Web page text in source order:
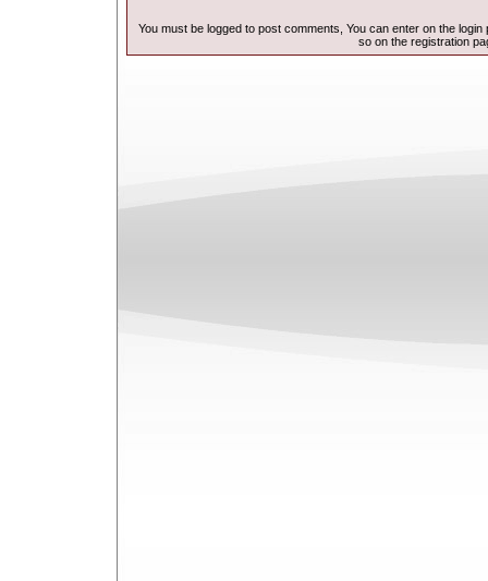
You must be logged to post comments, You can enter on the login
so on the registration